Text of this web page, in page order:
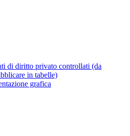
di diritto privato controllati (da
in tabelle)
grafica